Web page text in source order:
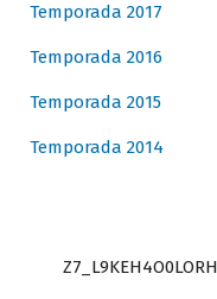
Temporada 2017
Temporada 2016
Temporada 2015
Temporada 2014